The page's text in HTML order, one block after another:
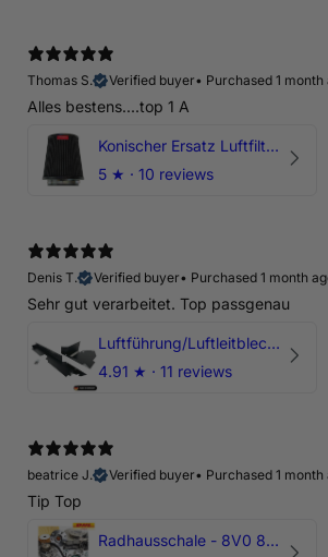
Thomas S.
Verified buyer• Purchased 1 month
Alles bestens....top 1 A
Konischer Ersatz Luftfilter Pilz - 4" & 5" Offene Ansaugung
5 ★ · 10 reviews
Denis T.
Verified buyer• Purchased 1 month
Sehr gut verarbeitet. Top passgenau
Luftführung/Luftleitblech 5" 125mm offene Ansaugung HPerformance
4.91 ★ · 11 reviews
beatrice J.
Verified buyer• Purchased 1 month
Tip Top
Radhausschale - 8V0 821 191 C - Original Ersatzteil für Audi RS3 Sportback